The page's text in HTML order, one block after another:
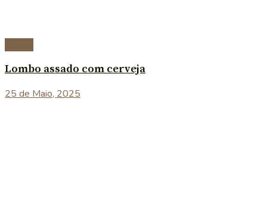
Lombo assado com cerveja
25 de Maio, 2025